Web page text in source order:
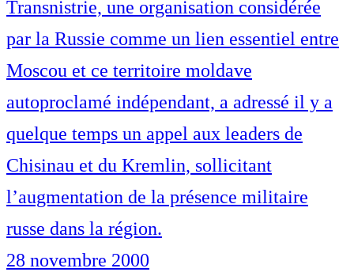
Transnistrie, une organisation considérée
par la Russie comme un lien essentiel entre
Moscou et ce territoire moldave
autoproclamé indépendant, a adressé il y a
quelque temps un appel aux leaders de
Chisinau et du Kremlin, sollicitant
l’augmentation de la présence militaire
russe dans la région.
28 novembre 2000